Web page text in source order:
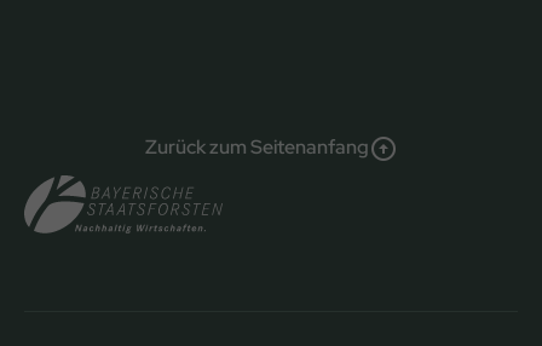
Zurück zum Seitenanfang